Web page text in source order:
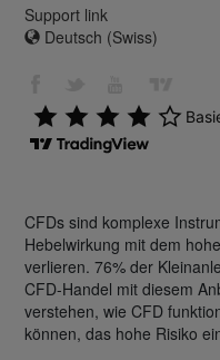
Support link
Deutsch (Swiss)
CFDs sind komplexe
Hebelwirkung mit dem
verlieren. 76% der
CFD-Handel mit diesem
verstehen, wie CFD
können, das hohe Risiko